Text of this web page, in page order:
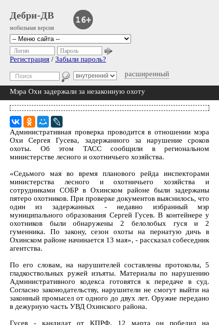
Дебри-ДВ
мобильная версия
расширенный
Логин Пароль
Регистрация / Забыли пароль?
Мэра Охи задержали за незаконную охоту
Административная проверка проводится в отношении мэра
Охи Сергея Гусева, задержанного за нарушение сроков
охоты. Об этом ТАСС сообщили в региональном
министерстве лесного и охотничьего хозяйства.
«Седьмого мая во время планового рейда инспекторами
министерства лесного и охотничьего хозяйства и
сотрудниками СОБР в Охинском районе были задержаны
пятеро охотников. При проверке документов выяснилось, что
один из задержанных - недавно избранный мэр
муниципального образования Сергей Гусев. В контейнере у
охотников были обнаружены 2 белолобых гуся и 2
гуменника. По закону, сезон охоты на пернатую дичь в
Охинском районе начинается 13 мая», - рассказал собеседник
агентства.
По его словам, на нарушителей составлены протоколы, 5
гладкоствольных ружей изъяты. Материалы по нарушению
Административного кодекса готовятся к передаче в суд.
Согласно законодательству, нарушители не смогут выйти на
законный промысел от одного до двух лет. Оружие передано
в дежурную часть УВД Охинского района.
Гусев - кандидат от КПРФ, 12 марта он победил на